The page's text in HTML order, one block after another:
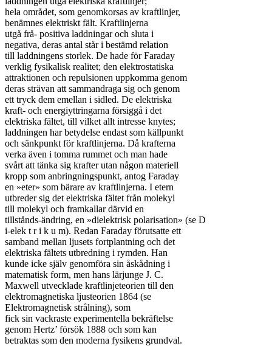
hela området, som genomkorsas av kraftlinjer,
benämnes elektriskt fält. Kraftlinjerna
utgå frå- positiva laddningar och sluta i
negativa, deras antal står i bestämd relation
till laddningens storlek. De hade för Faraday
verklig fysikalisk realitet; den elektrostatiska
attraktionen och repulsionen uppkomma genom
deras strävan att sammandraga sig och genom
ett tryck dem emellan i sidled. De elektriska
kraft- och energiyttringarna försiggå i det
elektriska fältet, till vilket allt intresse knytes;
laddningen har betydelse endast som källpunkt
och sänkpunkt för kraftlinjerna. Då krafterna
verka även i tomma rummet och man hade
svårt att tänka sig krafter utan någon materiell
kropp som anbringningspunkt, antog Faraday
en »eter» som bärare av kraftlinjerna. I etern
utbreder sig det elektriska fältet från molekyl
till molekyl och framkallar därvid en
tillstånds-ändring, en »dielektrisk polarisation» (se D
i-elek t r i k u m). Redan Faraday förutsatte ett
samband mellan ljusets fortplantning och det
elektriska fältets utbredning i rymden. Han
kunde icke själv genomföra sin åskådning i
matematisk form, men hans lärjunge J. C.
Maxwell utvecklade kraftlinjeteorien till den
elektromagnetiska ljusteorien 1864 (se
Elektromagnetisk strålning), som
fick sin vackraste experimentella bekräftelse
genom Hertz’ försök 1888 och som kan
betraktas som den moderna fysikens grundval.